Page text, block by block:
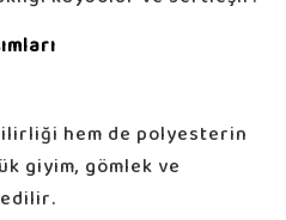
hem de polyesterin
giyim, gömlek ve